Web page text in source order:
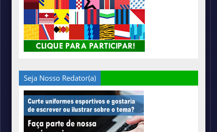
Seja Nosso Redator(a)